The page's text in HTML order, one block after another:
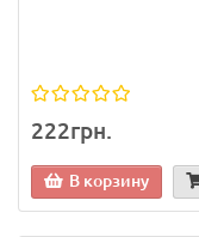
222грн.
В корзину